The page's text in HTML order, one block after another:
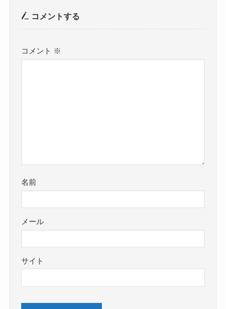
コメントする
コメント ※
名前
メール
サイト